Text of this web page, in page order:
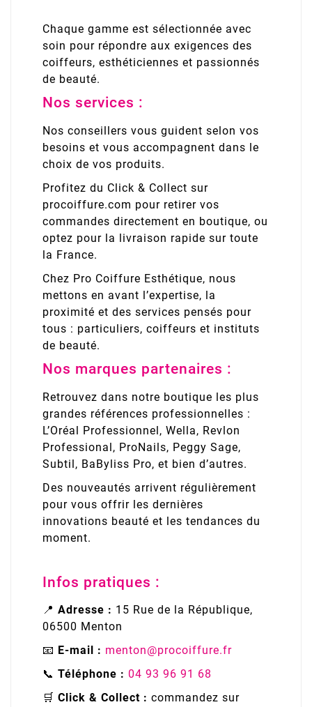
Chaque gamme est sélectionnée avec
soin pour répondre aux exigences des
coiffeurs, esthéticiennes et passionnés
de beauté.
Nos services :
Nos conseillers vous guident selon vos
besoins et vous accompagnent dans le
choix de vos produits.
Profitez du Click & Collect sur
procoiffure.com pour retirer vos
commandes directement en boutique, ou
optez pour la livraison rapide sur toute
la France.
Chez Pro Coiffure Esthétique, nous
mettons en avant l’expertise, la
proximité et des services pensés pour
tous : particuliers, coiffeurs et instituts
de beauté.
Nos marques partenaires :
Retrouvez dans notre boutique les plus
grandes références professionnelles :
L’Oréal Professionnel, Wella, Revlon
Professional, ProNails, Peggy Sage,
Subtil, BaByliss Pro, et bien d’autres.
Des nouveautés arrivent régulièrement
pour vous offrir les dernières
innovations beauté et les tendances du
moment.
Infos pratiques :
📍 Adresse : 15 Rue de la République,
06500 Menton
📧 E-mail : menton@procoiffure.fr
📞 Téléphone : 04 93 96 91 68
🛒 Click & Collect : commandez sur